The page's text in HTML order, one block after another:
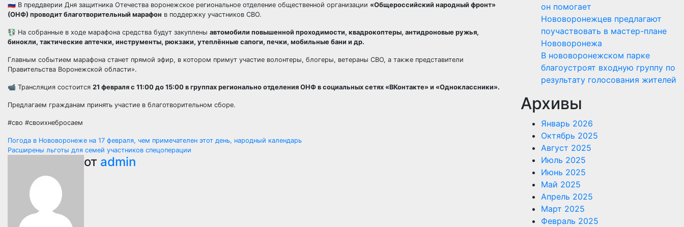
🇷🇺 В преддверии Дня защитника Отечества воронежское региональное отделение общественной организации «Общероссийский народный фронт»
(ОНФ) проводит благотворительный марафон в поддержку участников СВО.
💱 На собранные в ходе марафона средства будут закуплены автомобили повышенной проходимости, квадрокоптеры, антидроновые ружья,
бинокли, тактические аптечки, инструменты, рюкзаки, утеплённые сапоги, печки, мобильные бани и др.
Главным событием марафона станет прямой эфир, в котором примут участие волонтеры, блогеры, ветераны СВО, а также представители
Правительства Воронежской области».
📹 Трансляция состоится 21 февраля с 11:00 до 15:00 в группах регионально отделения ОНФ в социальных сетях «ВКонтакте» и «Одноклассники».
Предлагаем гражданам принять участие в благотворительном сборе.
#сво #своихнебросаем
Навигация
записям
Погода в Нововоронеже на 17 февраля, чем примечателен этот день, народный календарь
Расширены льготы для семей участников спецоперации
от admin
он помогает
Нововоронежцев предлагают
поучаствовать в мастер-плане
Нововоронежа
В нововоронежском парке
благоустроят входную группу по
результату голосования жителей
Архивы
Январь 2026
Октябрь 2025
Август 2025
Июль 2025
Июнь 2025
Май 2025
Апрель 2025
Март 2025
Февраль 2025